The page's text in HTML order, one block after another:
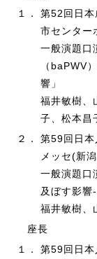
１．
第52回日
市センタ
一般演題口
（baPWV
響」
福井敏樹、
子、松本昌
２．
第59回日
メッセ(新
一般演題口
及ぼす影響-
福井敏樹、
座長
１．
第59回日